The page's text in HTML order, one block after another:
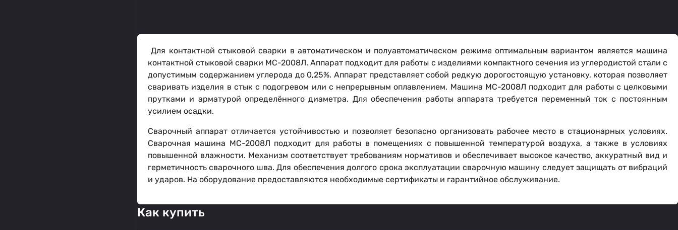
Для контактной стыковой сварки в автоматическом и полуавтоматическом режиме оптимальным вариантом является машина
контактной стыковой сварки МС-2008Л. Аппарат подходит для работы с изделиями компактного сечения из углеродистой стали с
допустимым содержанием углерода до 0,25%. Аппарат представляет собой редкую дорогостоящую установку, которая позволяет
сваривать изделия в стык с подогревом или с непрерывным оплавлением. Машина МС-2008Л подходит для работы с целковыми
прутками и арматурой определённого диаметра. Для обеспечения работы аппарата требуется переменный ток с постоянным
усилием осадки.
Сварочный аппарат отличается устойчивостью и позволяет безопасно организовать рабочее место в стационарных условиях.
Сварочная машина МС-2008Л подходит для работы в помещениях с повышенной температурой воздуха, а также в условиях
повышенной влажности. Механизм соответствует требованиям нормативов и обеспечивает высокое качество, аккуратный вид и
герметичность сварочного шва. Для обеспечения долгого срока эксплуатации сварочную машину следует защищать от вибраций
и ударов. На оборудование предоставляются необходимые сертификаты и гарантийное обслуживание.
Как купить